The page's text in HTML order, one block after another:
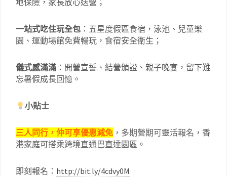
地保險，家長放心送營；
一站式吃住玩全包 ：五星度假區食宿，泳池、兒童樂
園、運動場館免費暢玩，食宿安全衛生；
儀式感滿滿 ：開營宣誓、結營頒證、親子晚宴，留下難
忘暑假成長回憶。
小貼士
三人同行，仲可享優惠減免 ，多期營期可靈活報名，香
港家庭可搭乘跨境直通巴直達園區。
即刻報名： http://bit.ly/4cdvy0M